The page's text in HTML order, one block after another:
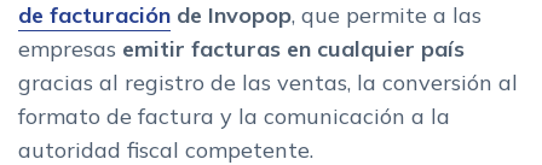
de facturación de Invopop, que permite a las
empresas emitir facturas en cualquier país
gracias al registro de las ventas, la conversión al
formato de factura y la comunicación a la
autoridad fiscal competente.